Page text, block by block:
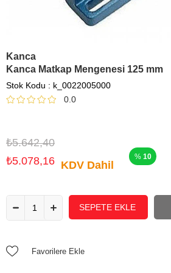
Kanca
Kanca Matkap Mengenesi 125 mm
Stok Kodu
k_0022005000
0.0
₺5.642,40
KDV Dahil
₺5.078,16 10
Favorilere Ekle